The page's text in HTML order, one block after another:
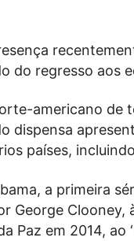
do regresso aos
americano de
dispensa
países,
a primeira
George Clooney,
Paz em 2014, ao